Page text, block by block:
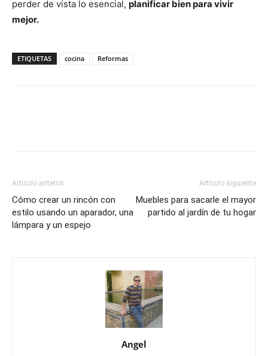
perder de vista lo esencial, planificar bien para vivir
mejor.
ETIQUETAS cocina Reformas
Artículo anterior
Cómo crear un rincón con
estilo usando un aparador, una
lámpara y un espejo
Artículo siguiente
Muebles para sacarle el mayor
partido al jardín de tu hogar
Angel